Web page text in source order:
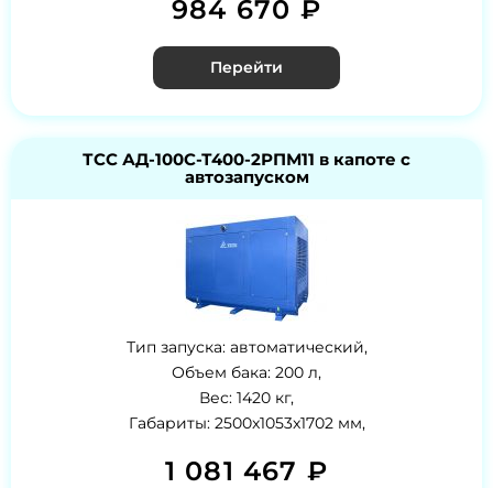
984 670 ₽
Перейти
ТСС АД-100С-Т400-2РПМ11 в капоте с
автозапуском
Тип запуска: автоматический,
Объем бака: 200 л,
Вес: 1420 кг,
Габариты: 2500x1053x1702 мм,
1 081 467 ₽